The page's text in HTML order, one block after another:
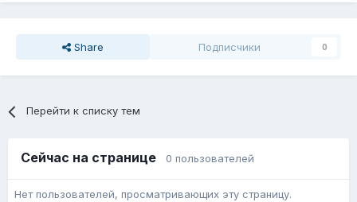
Share Подписчики 0
Перейти к списку тем
Сейчас на странице 0 пользователей
Нет пользователей, просматривающих эту страницу.